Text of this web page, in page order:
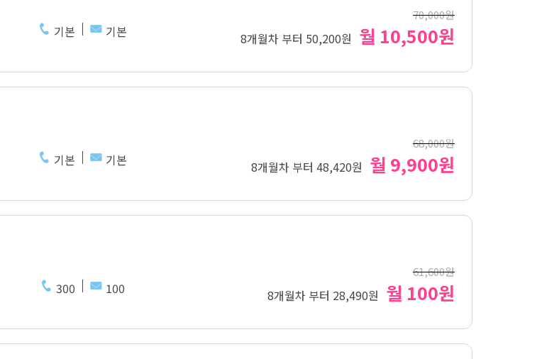
70,000원
기본 기본 8개월차 부터 50,200원 월 10,500원
68,000원
기본 기본 8개월차 부터 48,420원 월 9,900원
61,600원
300 100 8개월차 부터 28,490원 월 100원